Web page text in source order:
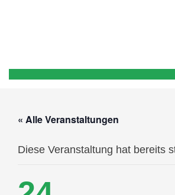
« Alle Veranstaltungen
Diese Veranstaltung hat bereits